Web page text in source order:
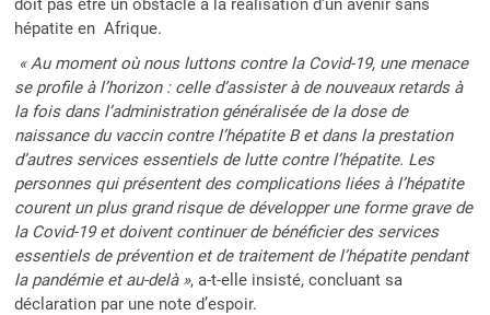
doit pas être un obstacle à la réalisation d’un avenir sans
hépatite en Afrique.
« Au moment où nous luttons contre la Covid-19, une menace
se profile à l’horizon : celle d’assister à de nouveaux retards à
la fois dans l’administration généralisée de la dose de
naissance du vaccin contre l’hépatite B et dans la prestation
d’autres services essentiels de lutte contre l’hépatite. Les
personnes qui présentent des complications liées à l’hépatite
courent un plus grand risque de développer une forme grave de
la Covid-19 et doivent continuer de bénéficier des services
essentiels de prévention et de traitement de l’hépatite pendant
la pandémie et au-delà », a-t-elle insisté, concluant sa
déclaration par une note d’espoir.